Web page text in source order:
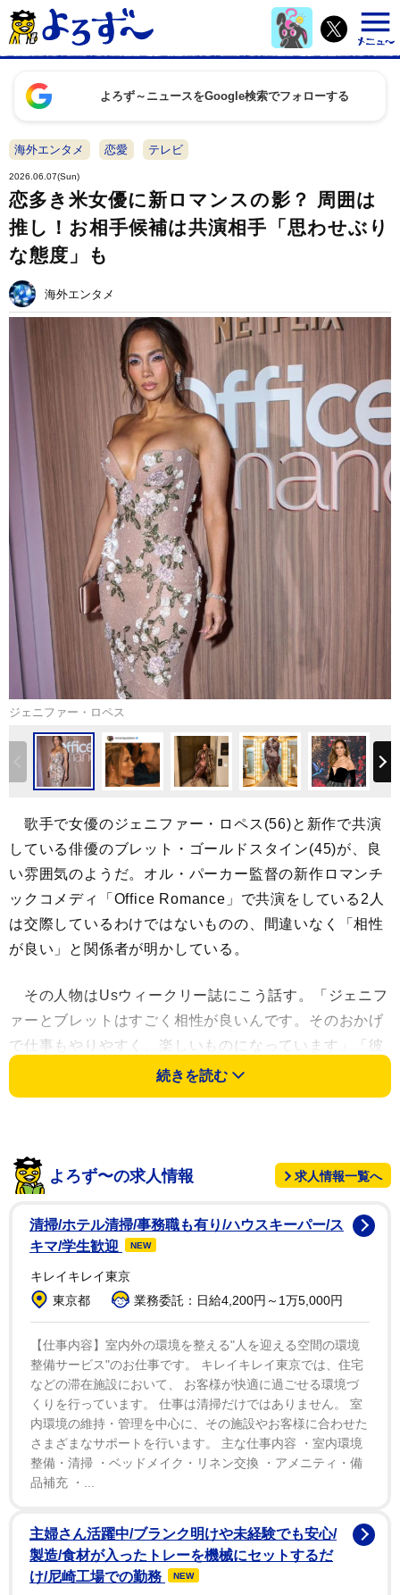
よろず～ニュースをGoogle検索でフォローする
海外エンタメ 恋愛 テレビ
2026.06.07(Sun)
恋多き米女優に新ロマンスの影？ 周囲は
推し！お相手候補は共演相手「思わせぶり
な態度」も
海外エンタメ
ジェニファー・ロペス
歌手で女優のジェニファー・ロペス(56)と新作で共演
している俳優のブレット・ゴールドスタイン(45)が、良
い雰囲気のようだ。オル・パーカー監督の新作ロマンチ
ックコメディ「Office Romance」で共演をしている2人
は交際しているわけではないものの、間違いなく「相性
が良い」と関係者が明かしている。
その人物はUsウィークリー誌にこう話す。「ジェニフ
ァーとブレットはすごく相性が良いんです。そのおかげ
で仕事もやりやすく、楽しいものになっています」「彼
女は彼のことをとても魅力的で、才能ある、とにかく良
い人だと思っています」
ロマンチックなことは現在のところ何もないというが、
ジェニファーの友人たちはブレットを推しているよう
で、前述の関係者は「ジェニファーの友人たちはお似合
いの人だと思っているので、考えてみればと冗談を言っ
ています」と続けている。
しかし、ジェニファーは現在、誰とも付き合う気がな
いようで「今はとても良い状態なので恋人を作る気がな
いみたいです。いつもは恋人がいて欲しいタイプなんで
すが、今はシングルで、自分のことに集中していること
をとても楽しんでいるようです」とその関係者は説明し
た。
続きを読む
よろず〜の求人情報 求人情報一覧へ
清掃/ホテル清掃/事務職も有り/ハウスキーパー/ス
キマ/学生歓迎
NEW
キレイキレイ東京
東京都
業務委託：日給4,200円～1万5,000円
【仕事内容】室内外の環境を整える"人を迎える空間の環境
整備サービス"のお仕事です。 キレイキレイ東京では、住宅
などの滞在施設において、 お客様が快適に過ごせる環境づ
くりを行っています。 仕事は清掃だけではありません。 室
内環境の維持・管理を中心に、その施設やお客様に合わせた
さまざまなサポートを行います。 主な仕事内容 ・室内環境
整備・清掃 ・ベッドメイク・リネン交換 ・アメニティ・備
品補充 ・...
主婦さん活躍中/ブランク明けや未経験でも安心/
製造/食材が入ったトレーを機械にセットするだ
け/尼崎工場での勤務
NEW